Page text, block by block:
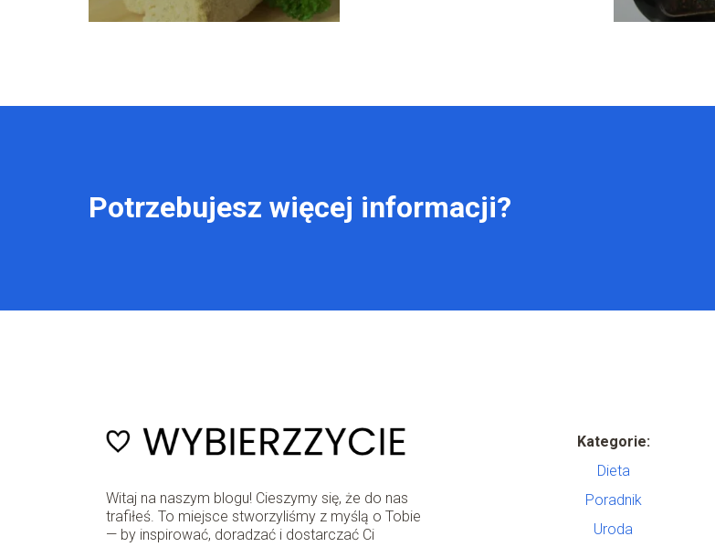
Potrzebujesz więcej informacji?
Witaj na naszym blogu! Cieszymy się, że do nas
trafiłeś. To miejsce stworzyliśmy z myślą o Tobie
— by inspirować, doradzać i dostarczać Ci
Kategorie:
Dieta
Poradnik
Uroda